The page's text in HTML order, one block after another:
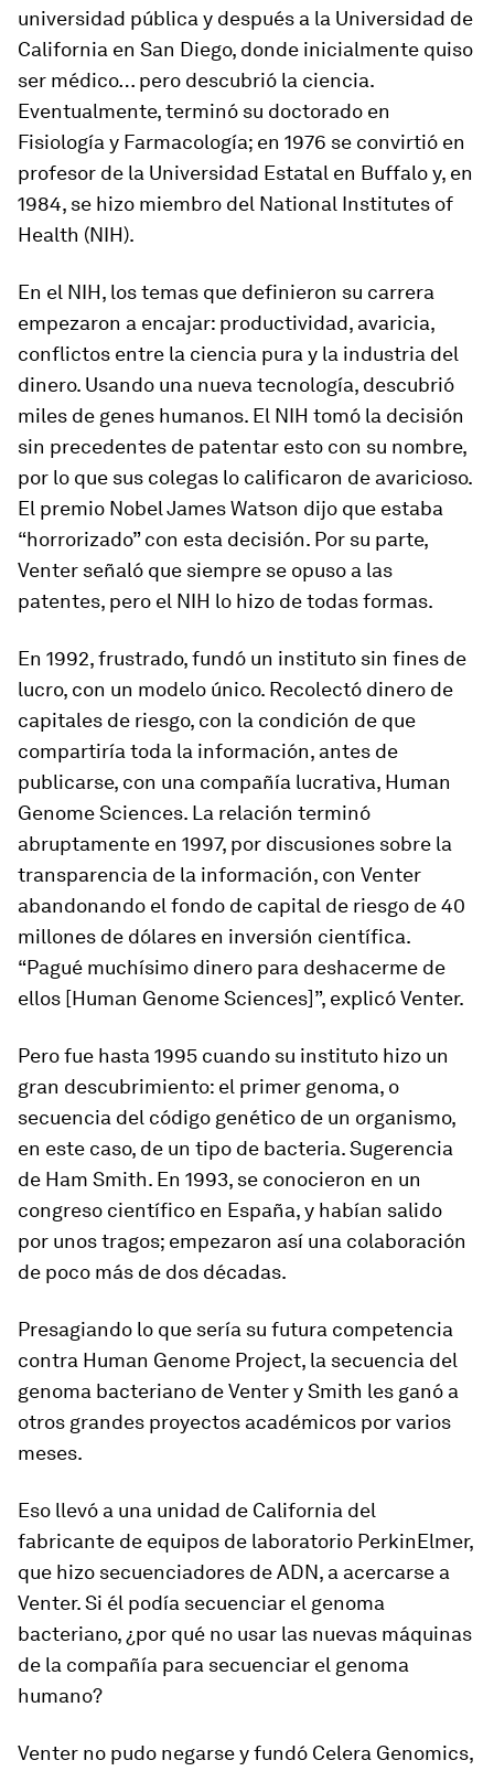
universidad pública y después a la Universidad de
California en San Diego, donde inicialmente quiso
ser médico… pero descubrió la ciencia.
Eventualmente, terminó su doctorado en
Fisiología y Farmacología; en 1976 se convirtió en
profesor de la Universidad Estatal en Buffalo y, en
1984, se hizo miembro del National Institutes of
Health (NIH).
En el NIH, los temas que definieron su carrera
empezaron a encajar: productividad, avaricia,
conflictos entre la ciencia pura y la industria del
dinero. Usando una nueva tecnología, descubrió
miles de genes humanos. El NIH tomó la decisión
sin precedentes de patentar esto con su nombre,
por lo que sus colegas lo calificaron de avaricioso.
El premio Nobel James Watson dijo que estaba
“horrorizado” con esta decisión. Por su parte,
Venter señaló que siempre se opuso a las
patentes, pero el NIH lo hizo de todas formas.
En 1992, frustrado, fundó un instituto sin fines de
lucro, con un modelo único. Recolectó dinero de
capitales de riesgo, con la condición de que
compartiría toda la información, antes de
publicarse, con una compañía lucrativa, Human
Genome Sciences. La relación terminó
abruptamente en 1997, por discusiones sobre la
transparencia de la información, con Venter
abandonando el fondo de capital de riesgo de 40
millones de dólares en inversión científica.
“Pagué muchísimo dinero para deshacerme de
ellos [Human Genome Sciences]”, explicó Venter.
Pero fue hasta 1995 cuando su instituto hizo un
gran descubrimiento: el primer genoma, o
secuencia del código genético de un organismo,
en este caso, de un tipo de bacteria. Sugerencia
de Ham Smith. En 1993, se conocieron en un
congreso científico en España, y habían salido
por unos tragos; empezaron así una colaboración
de poco más de dos décadas.
Presagiando lo que sería su futura competencia
contra Human Genome Project, la secuencia del
genoma bacteriano de Venter y Smith les ganó a
otros grandes proyectos académicos por varios
meses.
Eso llevó a una unidad de California del
fabricante de equipos de laboratorio PerkinElmer,
que hizo secuenciadores de ADN, a acercarse a
Venter. Si él podía secuenciar el genoma
bacteriano, ¿por qué no usar las nuevas máquinas
de la compañía para secuenciar el genoma
humano?
Venter no pudo negarse y fundó Celera Genomics,